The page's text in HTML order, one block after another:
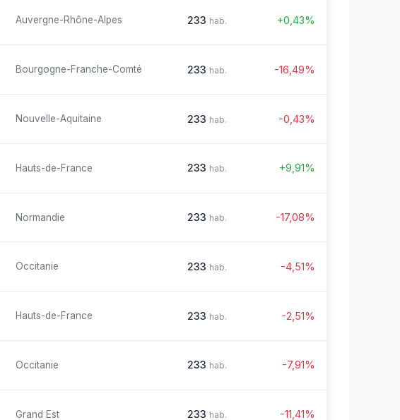
Auvergne-Rhône-Alpes 233 hab. +0,43%
Bourgogne-Franche-Comté 233 hab. -16,49%
Nouvelle-Aquitaine 233 hab. -0,43%
Hauts-de-France 233 hab. +9,91%
Normandie 233 hab. -17,08%
Occitanie 233 hab. -4,51%
Hauts-de-France 233 hab. -2,51%
Occitanie 233 hab. -7,91%
Grand Est 233 hab. -11,41%